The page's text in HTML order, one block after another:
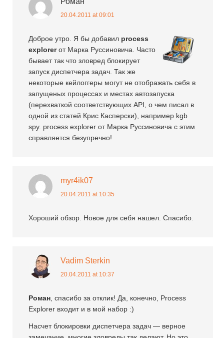
20.04.2011 at 09:01
Доброе утро. Я бы добавил process
explorerот Марка Руссиновича. Часто
бывает так что зловред блокирует
запуск диспетчера задач. Так же
некоторые кейлоггеры могут не отображать себя в
запущеных процессах и местах автозапуска
(перехваткой соответствующих API, о чем писал в
одной из статей Крис Касперски), например kgb
spy. process explorer от Марка Руссиновича с этим
справляется безупречно!
myr4ik07
20.04.2011 at 10:35
Хороший обзор. Новое для себя нашел. Спасибо.
Vadim Sterkin
20.04.2011 at 10:37
Роман , спасибо за отклик! Да, конечно, Process
Explorer входит и в мой набор :)
Насчет блокировки диспетчера задач — верное